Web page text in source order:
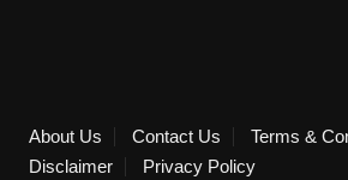
About Us Contact Us
Terms &
Disclaimer
Privacy Policy